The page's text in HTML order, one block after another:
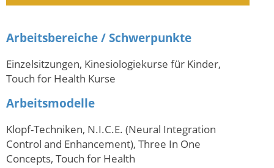
Arbeitsbereiche / Schwerpunkte
Einzelsitzungen, Kinesiologiekurse für Kinder,
Touch for Health Kurse
Arbeitsmodelle
Klopf-Techniken, N.I.C.E. (Neural Integration
Control and Enhancement), Three In One
Concepts, Touch for Health